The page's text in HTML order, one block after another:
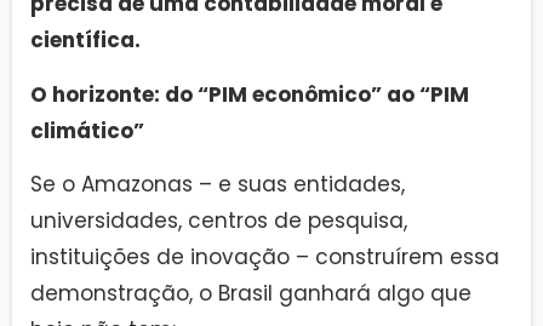
científica.
O horizonte: do “PIM econômico” ao “PIM
climático”
Se o Amazonas – e suas entidades,
universidades, centros de pesquisa,
instituições de inovação – construírem essa
demonstração, o Brasil ganhará algo que